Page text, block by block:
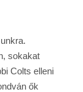
sokakat
Colts elleni
ők